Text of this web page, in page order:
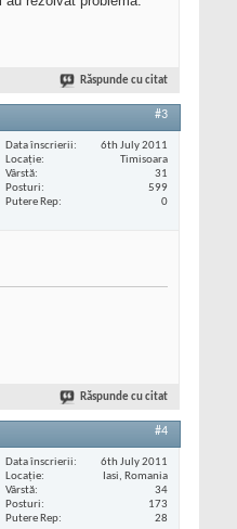
Răspunde cu citat
#3
Data înscrierii
6th July 2011
Locaţie
Timisoara
Vârstă
31
Posturi
599
Putere Rep
0
Răspunde cu citat
#4
Data înscrierii
6th July 2011
Locaţie
Iasi, Romania
Vârstă
34
Posturi
173
Putere Rep
28